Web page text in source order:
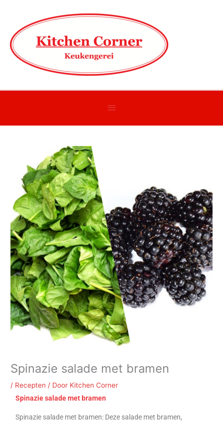
Spinazie salade met bramen
/ Recepten / Door Kitchen Corner
Spinazie salade met bramen
Spinazie salade met bramen: Deze salade met bramen,